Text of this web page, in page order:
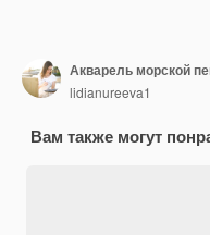
lidianureeva1
Вам также могут